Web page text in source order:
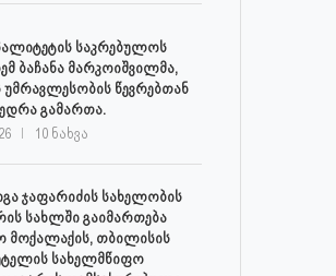
საკრებულოს
ბაჩანა მარკოიშვილმა,
წევრებთან
გამართა.
10 ნახვა
ჯაფარიძის სახელობის
სახლში გაიმართება
მოქალაქის, თბილისის
სახელმწიფო